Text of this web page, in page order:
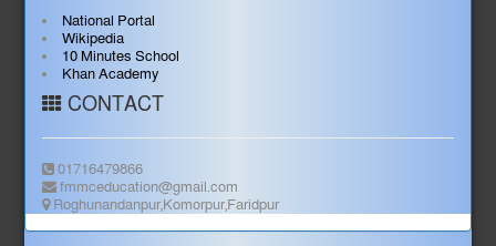
National Portal
Wikipedia
10 Minutes School
Khan Academy
CONTACT
01716479866
fmmceducation@gmail.com
Roghunandanpur,Komorpur,Faridpur